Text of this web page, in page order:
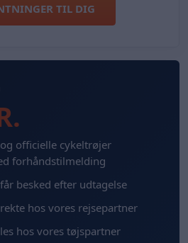
TIL DIG
officielle cykeltrøjer
forhåndstilmelding
besked efter udtagelse
hos vores rejsepartner
hos vores tøjspartner